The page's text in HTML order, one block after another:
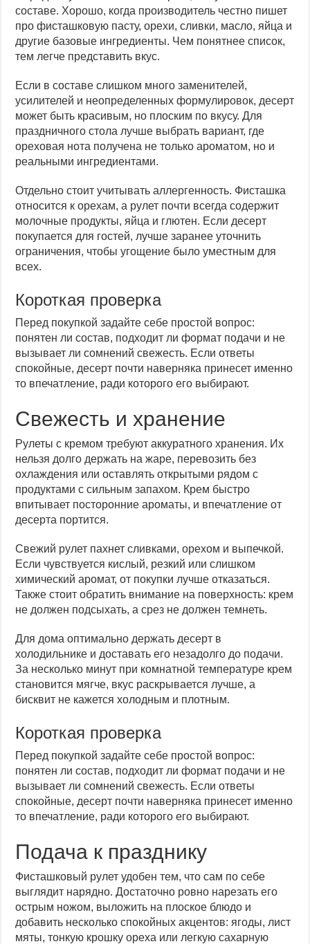
составе. Хорошо, когда производитель честно пишет
про фисташковую пасту, орехи, сливки, масло, яйца и
другие базовые ингредиенты. Чем понятнее список,
тем легче представить вкус.
Если в составе слишком много заменителей,
усилителей и неопределенных формулировок, десерт
может быть красивым, но плоским по вкусу. Для
праздничного стола лучше выбрать вариант, где
ореховая нота получена не только ароматом, но и
реальными ингредиентами.
Отдельно стоит учитывать аллергенность. Фисташка
относится к орехам, а рулет почти всегда содержит
молочные продукты, яйца и глютен. Если десерт
покупается для гостей, лучше заранее уточнить
ограничения, чтобы угощение было уместным для
всех.
Короткая проверка
Перед покупкой задайте себе простой вопрос:
понятен ли состав, подходит ли формат подачи и не
вызывает ли сомнений свежесть. Если ответы
спокойные, десерт почти наверняка принесет именно
то впечатление, ради которого его выбирают.
Свежесть и хранение
Рулеты с кремом требуют аккуратного хранения. Их
нельзя долго держать на жаре, перевозить без
охлаждения или оставлять открытыми рядом с
продуктами с сильным запахом. Крем быстро
впитывает посторонние ароматы, и впечатление от
десерта портится.
Свежий рулет пахнет сливками, орехом и выпечкой.
Если чувствуется кислый, резкий или слишком
химический аромат, от покупки лучше отказаться.
Также стоит обратить внимание на поверхность: крем
не должен подсыхать, а срез не должен темнеть.
Для дома оптимально держать десерт в
холодильнике и доставать его незадолго до подачи.
За несколько минут при комнатной температуре крем
становится мягче, вкус раскрывается лучше, а
бисквит не кажется холодным и плотным.
Короткая проверка
Перед покупкой задайте себе простой вопрос:
понятен ли состав, подходит ли формат подачи и не
вызывает ли сомнений свежесть. Если ответы
спокойные, десерт почти наверняка принесет именно
то впечатление, ради которого его выбирают.
Подача к празднику
Фисташковый рулет удобен тем, что сам по себе
выглядит нарядно. Достаточно ровно нарезать его
острым ножом, выложить на плоское блюдо и
добавить несколько спокойных акцентов: ягоды, лист
мяты, тонкую крошку ореха или легкую сахарную